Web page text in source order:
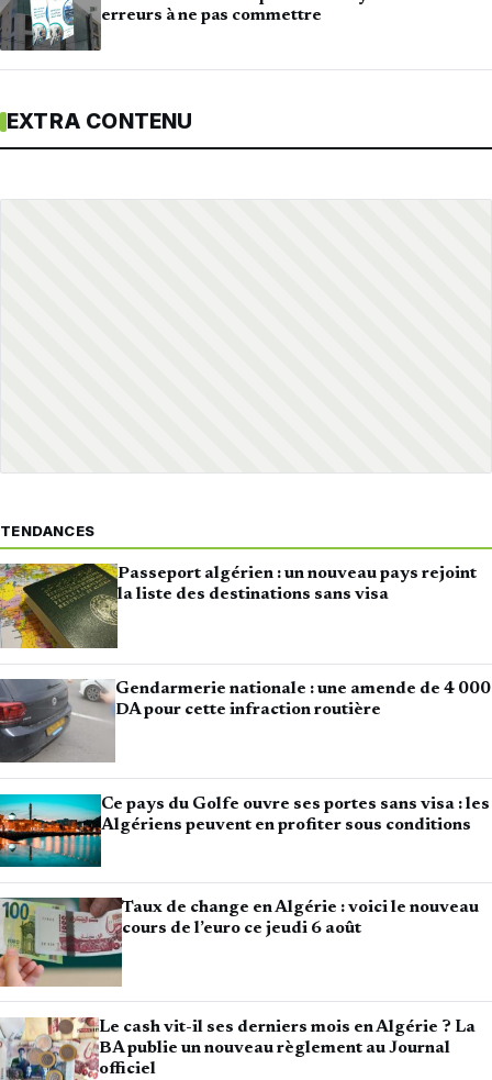
erreurs à ne pas commettre
EXTRA CONTENU
TENDANCES
Passeport algérien : un nouveau pays rejoint
la liste des destinations sans visa
Gendarmerie nationale : une amende de 4 000
DA pour cette infraction routière
Ce pays du Golfe ouvre ses portes sans visa : les
Algériens peuvent en profiter sous conditions
Taux de change en Algérie : voici le nouveau
cours de l’euro ce jeudi 6 août
Le cash vit-il ses derniers mois en Algérie ? La
BA publie un nouveau règlement au Journal
officiel